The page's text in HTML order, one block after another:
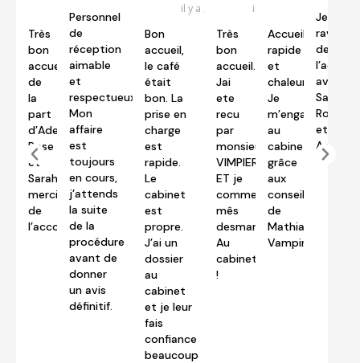
Très
bon
accueil
de
la
part
d’Adele
Rose
et
Sarah
merci
de
l’accompagnement.
Personnel
de
réception
aimable
et
respectueux.
Mon
affaire
est
toujours
en cours,
j’attends
la suite
de la
procédure
avant de
donner
un avis
définitif.
il y a 2 jours
Bon
accueil,
le café
était
bon. La
prise en
charge
est
rapide.
Le
cabinet
est
propre.
J’ai un
dossier
au
cabinet
et je leur
fais
confiance
beaucoup
il y a 4 jours
Très
bon
accueil.
Jai
ete
recu
par
monsieur
VIMPIERRE
ET je
commence
mês
desmarches
Au
cabinet
!
Accueil
rapide
et
chaleureux.
Je
m’engage
au
cabinet
grâce
aux
conseils
de
Mathias
Vampirre.
Je
ravie
de
l’accueil
avec
Sarah,
Rose
et
Adel